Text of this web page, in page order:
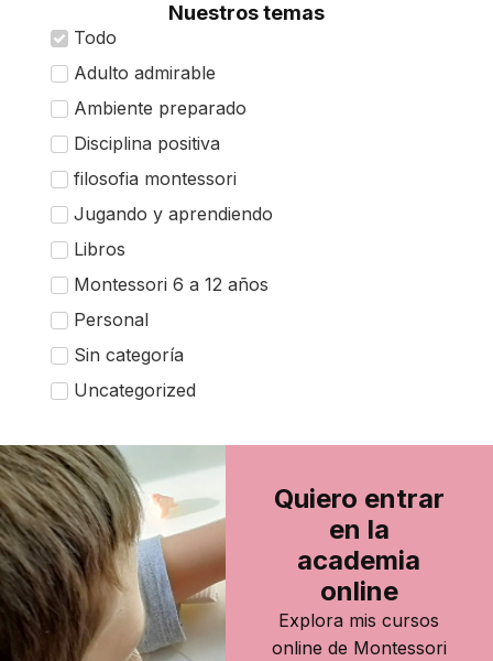
Nuestros temas
Todo
Adulto admirable
Ambiente preparado
Disciplina positiva
filosofia montessori
Jugando y aprendiendo
Libros
Montessori 6 a 12 años
Personal
Sin categoría
Uncategorized
Quiero entrar
en la
academia
online
Explora mis cursos
online de Montessori